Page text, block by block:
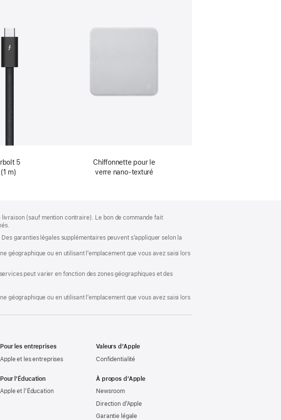
5
m)
Chiffonnette pour le
verre nano-texturé
(sauf mention contraire). Le bon de commande fait
garanties légales supplémentaires peuvent s’appliquer selon la
géographique ou en utilisant l’emplacement que vous avez saisi lors
peut varier en fonction des zones géographiques et des
géographique ou en utilisant l’emplacement que vous avez saisi lors
Pour les entreprises
Apple et les entreprises
Pour l’Éducation
Apple et l’Éducation
Valeurs d’Apple
Confidentialité
À propos d’Apple
Newsroom
Direction d’Apple
Garantie légale